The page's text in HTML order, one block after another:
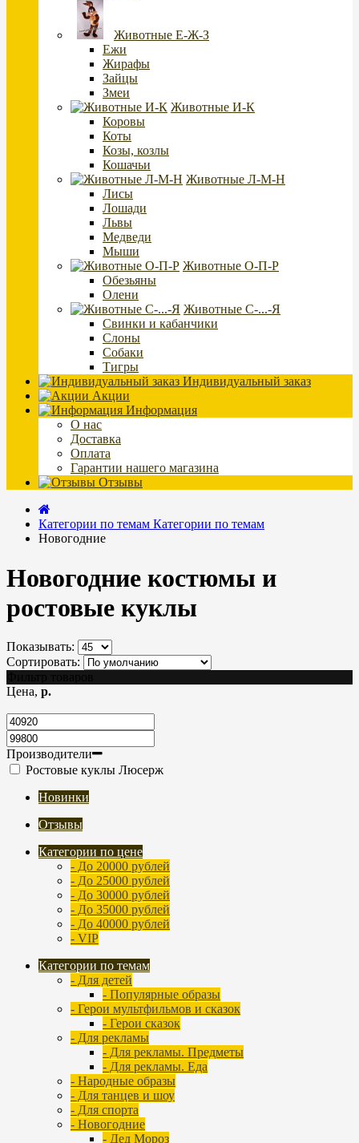
Животные Е-Ж-З
Ежи
Жирафы
Зайцы
Змеи
Животные И-К
Коровы
Коты
Козы, козлы
Кошачьи
Животные Л-М-Н
Лисы
Лошади
Львы
Медведи
Мыши
Животные О-П-Р
Обезьяны
Олени
Животные С-...-Я
Свинки и кабанчики
Слоны
Собаки
Тигры
Индивидуальный заказ
Акции
Информация
О нас
Доставка
Оплата
Гарантии нашего магазина
Отзывы
Категории по темам Категории по темам
Новогодние
Новогодние костюмы и
ростовые куклы
Показывать:
Сортировать:
Цена, р.
Производители
Ростовые куклы Люсерж
Новинки
Отзывы
Категории по цене
- До 20000 рублей
- До 25000 рублей
- До 30000 рублей
- До 35000 рублей
- До 40000 рублей
- VIP
Категории по темам
- Для детей
- Популярные образы
- Герои мультфильмов и сказок
- Герои сказок
- Для рекламы
- Для рекламы. Предметы
- Для рекламы. Еда
- Народные образы
- Для танцев и шоу
- Для спорта
- Новогодние
- Дед Мороз